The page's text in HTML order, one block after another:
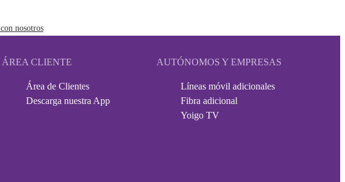
nosotros
ÁREA CLIENTE
Área de Clientes
Descarga nuestra App
AUTÓNOMOS Y EMPRESAS
Líneas móvil adicionales
Fibra adicional
Yoigo TV